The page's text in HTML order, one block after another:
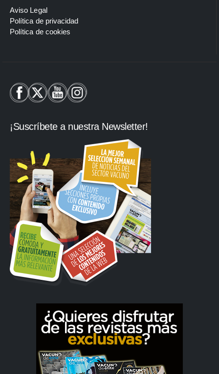
Aviso Legal
Política de privacidad
Política de cookies
¡Suscríbete a nuestra Newsletter!